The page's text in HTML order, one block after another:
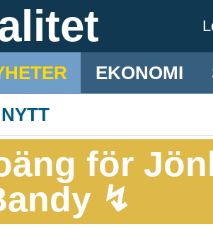
EKONOMI
för
↯